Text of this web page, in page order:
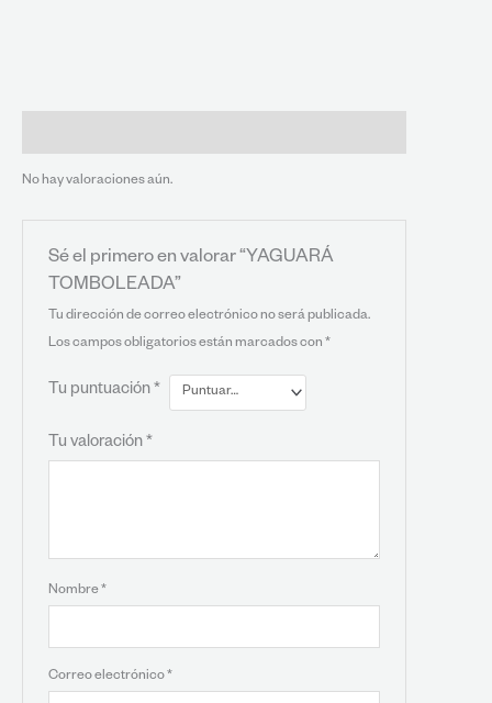
No hay valoraciones aún.
Sé el primero en valorar “YAGUARÁ
TOMBOLEADA”
Tu dirección de correo electrónico no será publicada.
Los campos obligatorios están marcados con *
Tu puntuación *
Tu valoración *
Nombre*
Correo electrónico*